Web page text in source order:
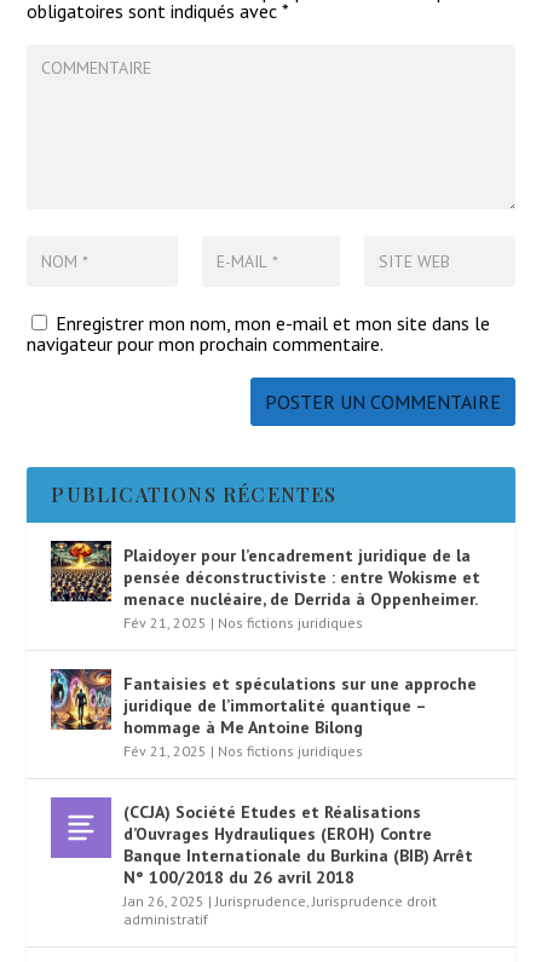
obligatoires sont indiqués avec*
Enregistrer mon nom, mon e-mail et mon site dans le
navigateur pour mon prochain commentaire.
PUBLICATIONS RÉCENTES
Plaidoyer pour l’encadrement juridique de la
pensée déconstructiviste : entre Wokisme et
menace nucléaire, de Derrida à Oppenheimer.
Fév 21, 2025 | Nos fictions juridiques
Fantaisies et spéculations sur une approche
juridique de l’immortalité quantique –
hommage à Me Antoine Bilong
Fév 21, 2025 | Nos fictions juridiques
(CCJA) Société Etudes et Réalisations
d’Ouvrages Hydrauliques (EROH) Contre
Banque Internationale du Burkina (BIB) Arrêt
N° 100/2018 du 26 avril 2018
Jan 26, 2025 |Jurisprudence,Jurisprudence droit
administratif